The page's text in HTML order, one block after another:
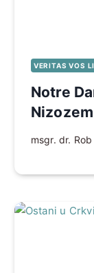
VERITAS VOS
Notre
msgr. dr.